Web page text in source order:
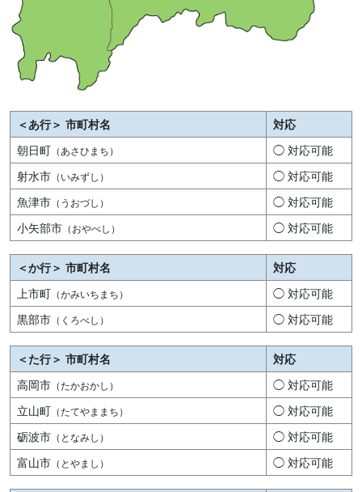
＜あ行＞ 市町村名
対応
朝日町 （あさひまち）
◯ 対応可能
射水市 （いみずし）
◯ 対応可能
魚津市 （うおづし）
◯ 対応可能
小矢部市 （おやべし） ◯ 対応可能
＜か行＞ 市町村名
対応
上市町 （かみいちまち）
◯ 対応可能
黒部市 （くろべし） ◯ 対応可能
＜た行＞ 市町村名
対応
高岡市 （たかおかし）
◯ 対応可能
立山町 （たてやままち）
◯ 対応可能
砺波市 （となみし）
◯ 対応可能
富山市 （とやまし） ◯ 対応可能